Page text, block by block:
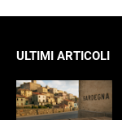
ULTIMI ARTICOLI